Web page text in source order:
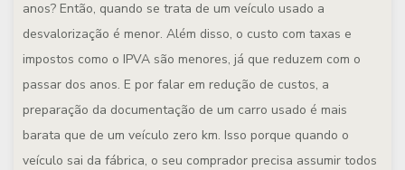
anos? Então, quando se trata de um veículo usado a
desvalorização é menor. Além disso, o custo com taxas e
impostos como o IPVA são menores, já que reduzem com o
passar dos anos. E por falar em redução de custos, a
preparação da documentação de um carro usado é mais
barata que de um veículo zero km. Isso porque quando o
veículo sai da fábrica, o seu comprador precisa assumir todos